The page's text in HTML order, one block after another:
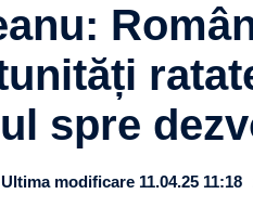
spre
Ultima modificare 11.04.25 11:18